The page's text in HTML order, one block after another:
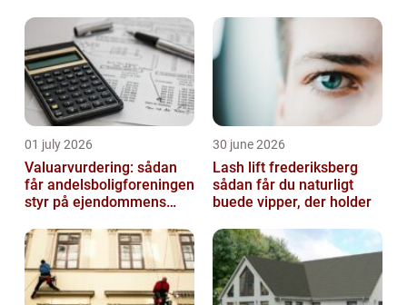
01 july 2026
Valuarvurdering: sådan
får andelsboligforeningen
styr på ejendommens
30 june 2026
Lash lift frederiksberg
sådan får du naturligt
buede vipper, der holder